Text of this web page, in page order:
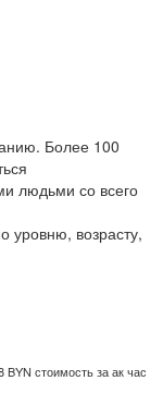
Более 100
людьми со всего
уровню, возрасту,
BYN стоимость за ак час